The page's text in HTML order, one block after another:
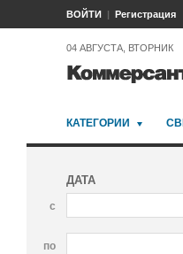
ВОЙТИ Регистрация
04 АВГУСТА, ВТОРНИК
КАТЕГОРИИ
ДАТА
с
по